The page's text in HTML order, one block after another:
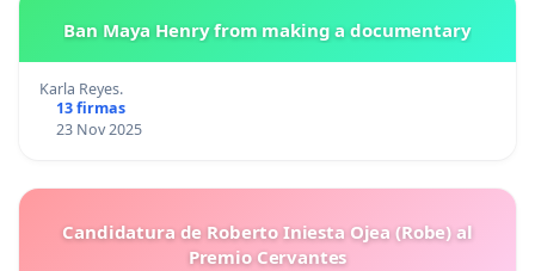
Ban Maya Henry from making a documentary
Karla Reyes.
13 firmas
23 Nov 2025
Candidatura de Roberto Iniesta Ojea (Robe) al
Premio Cervantes